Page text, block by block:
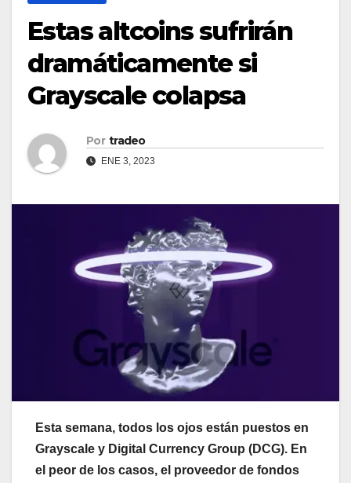
Estas altcoins sufrirán
dramáticamente si
Grayscale colapsa
Por tradeo
ENE 3, 2023
Esta semana, todos los ojos están puestos en
Grayscale y Digital Currency Group (DCG). En
el peor de los casos, el proveedor de fondos